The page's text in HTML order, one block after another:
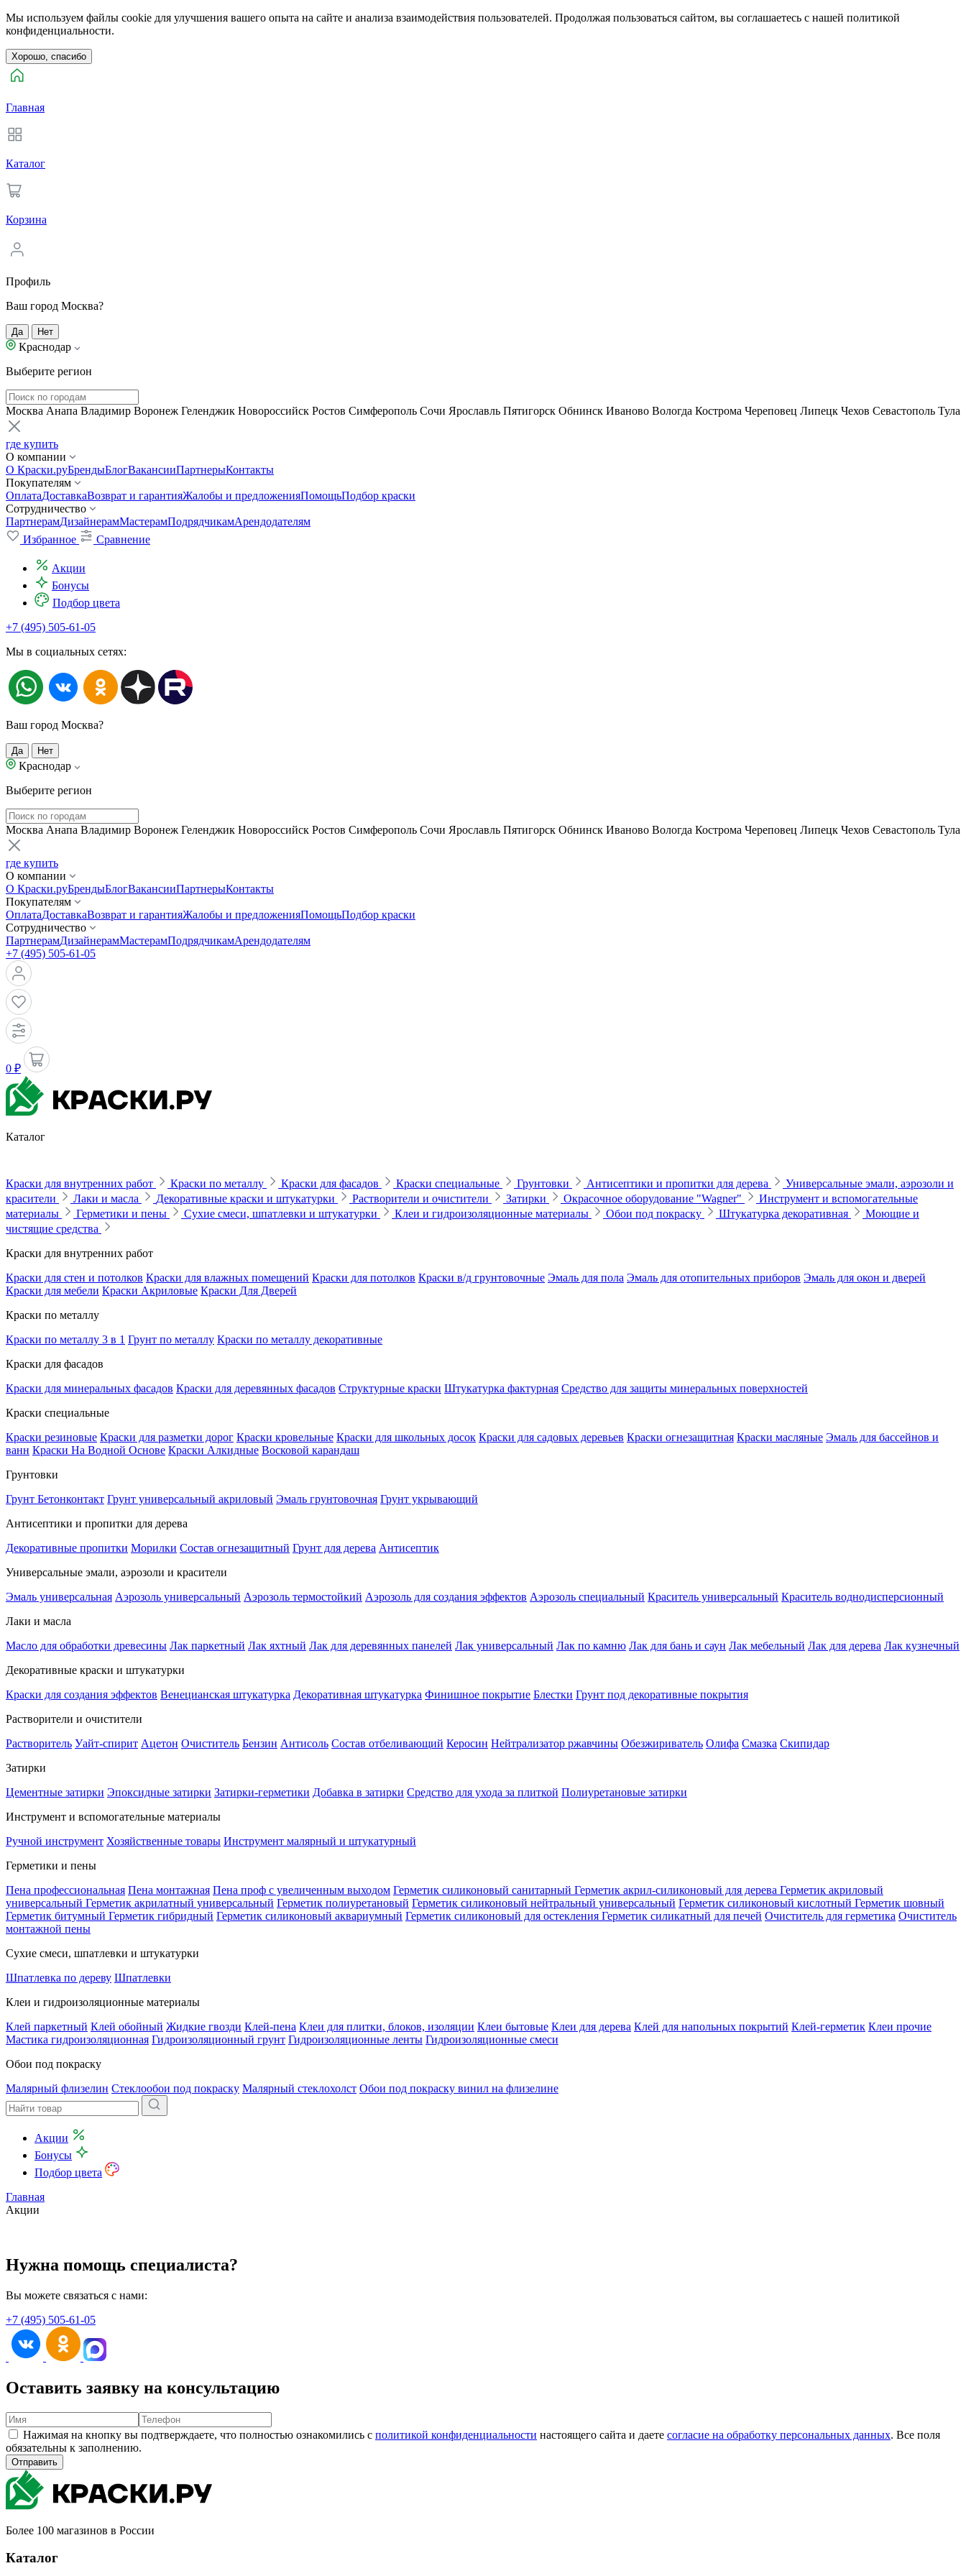
Мы используем файлы cookie для улучшения вашего опыта на сайте и анализа взаимодействия пользователей. Продолжая пользоваться сайтом, вы соглашаетесь с нашей политикой
конфиденциальности.
Хорошо, спасибо
Главная
Каталог
Корзина
Профиль
Ваш город Москва?
Да Нет
Краснодар
Выберите регион
Москва Анапа Владимир Воронеж Геленджик Новороссийск Ростов Симферополь Сочи Ярославль Пятигорск Обнинск Иваново Вологда Кострома Череповец Липецк Чехов Севастополь Тула
где купить
О компании
О Краски.руБрендыБлогВакансииПартнерыКонтакты
Покупателям
ОплатаДоставкаВозврат и гарантияЖалобы и предложенияПомощьПодбор краски
Сотрудничество
ПартнерамДизайнерамМастерамПодрядчикамАрендодателям
Избранное
Сравнение
Акции
Бонусы
Подбор цвета
+7 (495) 505-61-05
Мы в социальных сетях:
Ваш город Москва?
Да Нет
Краснодар
Выберите регион
Москва Анапа Владимир Воронеж Геленджик Новороссийск Ростов Симферополь Сочи Ярославль Пятигорск Обнинск Иваново Вологда Кострома Череповец Липецк Чехов Севастополь Тула
где купить
О компании
О Краски.руБрендыБлогВакансииПартнерыКонтакты
Покупателям
ОплатаДоставкаВозврат и гарантияЖалобы и предложенияПомощьПодбор краски
Сотрудничество
ПартнерамДизайнерамМастерамПодрядчикамАрендодателям
+7 (495) 505-61-05
0 ₽
Каталог
Краски для внутренних работ Краски по металлу Краски для фасадов Краски специальные Грунтовки Антисептики и пропитки для дерева
Универсальные эмали, аэрозоли и
красители
Лаки и масла Декоративные краски и штукатурки Растворители и очистители Затирки Окрасочное оборудование "Wagner"
Инструмент и вспомогательные
материалы
Герметики и пены Сухие смеси, шпатлевки и штукатурки Клеи и гидроизоляционные материалы Обои под покраску Штукатурка декоративная
Моющие и
чистящие средства
Краски для внутренних работ
Краски для стен и потолков Краски для влажных помещений Краски для потолков Краски в/д грунтовочные Эмаль для пола Эмаль для отопительных приборов Эмаль для окон и дверей
Краски для мебели Краски Акриловые Краски Для Дверей
Краски по металлу
Краски по металлу 3 в 1 Грунт по металлу Краски по металлу декоративные
Краски для фасадов
Краски для минеральных фасадов Краски для деревянных фасадов Структурные краски Штукатурка фактурная Средство для защиты минеральных поверхностей
Краски специальные
Краски резиновые Краски для разметки дорог Краски кровельные Краски для школьных досок Краски для садовых деревьев Краски огнезащитная Краски масляные Эмаль для бассейнов и
ванн Краски На Водной Основе Краски Алкидные Восковой карандаш
Грунтовки
Грунт Бетонконтакт Грунт универсальный акриловый Эмаль грунтовочная Грунт укрывающий
Антисептики и пропитки для дерева
Декоративные пропитки Морилки Состав огнезащитный Грунт для дерева Антисептик
Универсальные эмали, аэрозоли и красители
Эмаль универсальная Аэрозоль универсальный Аэрозоль термостойкий Аэрозоль для создания эффектов Аэрозоль специальный Краситель универсальный Краситель воднодисперсионный
Лаки и масла
Масло для обработки древесины Лак паркетный Лак яхтный Лак для деревянных панелей Лак универсальный Лак по камню Лак для бань и саун Лак мебельный Лак для дерева Лак кузнечный
Декоративные краски и штукатурки
Краски для создания эффектов Венецианская штукатурка Декоративная штукатурка Финишное покрытие Блестки Грунт под декоративные покрытия
Растворители и очистители
Растворитель Уайт-спирит Ацетон Очиститель Бензин Антисоль Состав отбеливающий Керосин Нейтрализатор ржавчины Обезжириватель Олифа Смазка Скипидар
Затирки
Цементные затирки Эпоксидные затирки Затирки-герметики Добавка в затирки Средство для ухода за плиткой Полиуретановые затирки
Инструмент и вспомогательные материалы
Ручной инструмент Хозяйственные товары Инструмент малярный и штукатурный
Герметики и пены
Пена профессиональная Пена монтажная Пена проф с увеличенным выходом Герметик силиконовый санитарный Герметик акрил-силиконовый для дерева Герметик акриловый
универсальный Герметик акрилатный универсальный Герметик полиуретановый Герметик силиконовый нейтральный универсальный Герметик силиконовый кислотный Герметик шовный
Герметик битумный Герметик гибридный Герметик силиконовый аквариумный Герметик силиконовый для остекления Герметик силикатный для печей Очиститель для герметика Очиститель
монтажной пены
Сухие смеси, шпатлевки и штукатурки
Шпатлевка по дереву Шпатлевки
Клеи и гидроизоляционные материалы
Клей паркетный Клей обойный Жидкие гвозди Клей-пена Клеи для плитки, блоков, изоляции Клеи бытовые Клеи для дерева Клей для напольных покрытий Клей-герметик Клеи прочие
Мастика гидроизоляционная Гидроизоляционный грунт Гидроизоляционные ленты Гидроизоляционные смеси
Обои под покраску
Малярный флизелин Стеклообои под покраску Малярный стеклохолст Обои под покраску винил на флизелине
Акции
Бонусы
Подбор цвета
Главная
Акции
Нужна помощь специалиста?
Вы можете связаться с нами:
+7 (495) 505-61-05
Оставить заявку на консультацию
Нажимая на кнопку вы подтверждаете, что полностью ознакомились с политикой конфиденциальности настоящего сайта и даете согласие на обработку персональных данных. Все поля
обязательны к заполнению.
Отправить
Более 100 магазинов в России
Каталог